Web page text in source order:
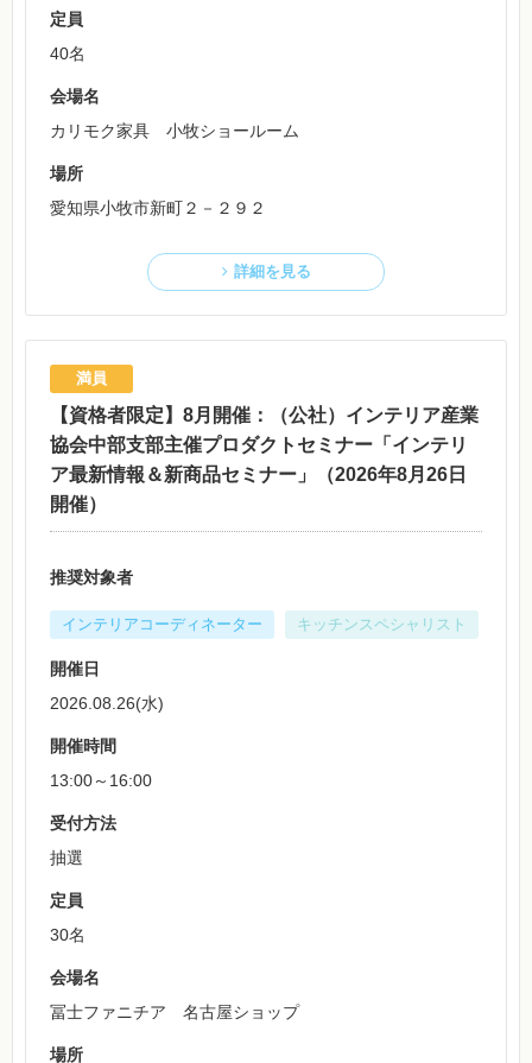
定員
40名
会場名
カリモク家具 小牧ショールーム
場所
愛知県小牧市新町２－２９２
詳細を見る
【資格者限定】8月開催：（公社）インテリア産業
協会中部支部主催プロダクトセミナー「インテリ
ア最新情報＆新商品セミナー」（2026年8月26日
開催）
推奨対象者
インテリアコーディネーター キッチンスペシャリスト
開催日
2026.08.26(水)
開催時間
13:00～16:00
受付方法
抽選
定員
30名
会場名
冨士ファニチア 名古屋ショップ
場所